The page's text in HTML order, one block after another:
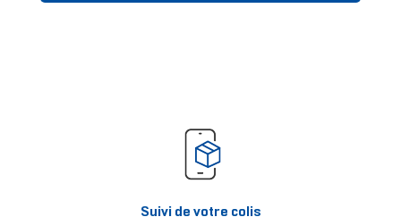
Suivi de votre colis